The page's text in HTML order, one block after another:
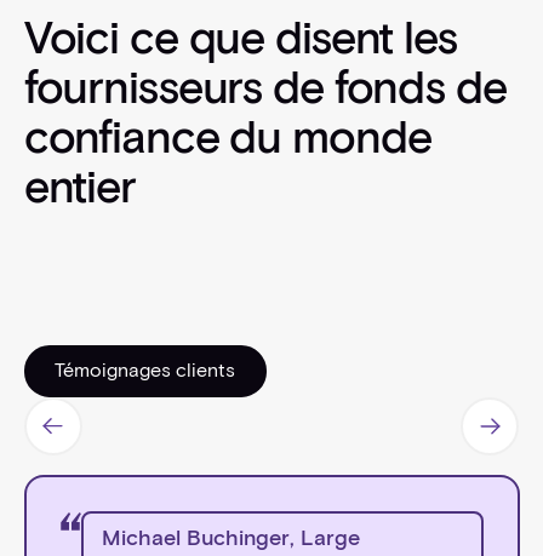
Voici ce que disent les
fournisseurs de fonds de
confiance du monde
entier
Témoignages clients
Témoignages clients
Michael Buchinger, Large